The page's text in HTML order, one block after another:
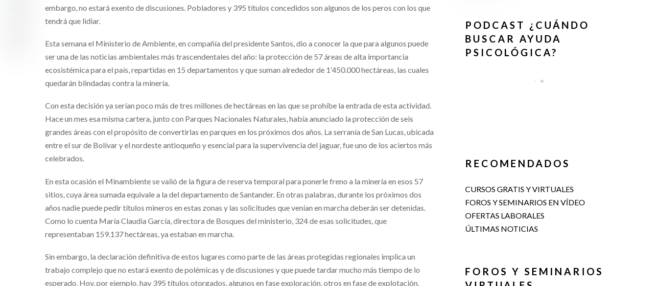
embargo, no estará exento de discusiones. Pobladores y 395 títulos concedidos son algunos de los peros con los que
tendrá que lidiar.
Esta semana el Ministerio de Ambiente, en compañía del presidente Santos, dio a conocer la que para algunos puede
ser una de las noticias ambientales más trascendentales del año: la protección de 57 áreas de alta importancia
ecosistémica para el país, repartidas en 15 departamentos y que suman alrededor de 1’450.000 hectáreas, las cuales
quedarán blindadas contra la minería.
Con esta decisión ya serían poco más de tres millones de hectáreas en las que se prohíbe la entrada de esta actividad.
Hace un mes esa misma cartera, junto con Parques Nacionales Naturales, había anunciado la protección de seis
grandes áreas con el propósito de convertirlas en parques en los próximos dos años. La serranía de San Lucas, ubicada
entre el sur de Bolívar y el nordeste antioqueño y esencial para la supervivencia del jaguar, fue uno de los aciertos más
celebrados.
En esta ocasión el Minambiente se valió de la figura de reserva temporal para ponerle freno a la minería en esos 57
sitios, cuya área sumada equivale a la del departamento de Santander. En otras palabras, durante los próximos dos
años nadie puede pedir títulos mineros en estas zonas y las solicitudes que venían en marcha deberán ser detenidas.
Como lo cuenta María Claudia García, directora de Bosques del ministerio, 324 de esas solicitudes, que
representaban 159.137 hectáreas, ya estaban en marcha.
Sin embargo, la declaración definitiva de estos lugares como parte de las áreas protegidas regionales implica un
trabajo complejo que no estará exento de polémicas y de discusiones y que puede tardar mucho más tiempo de lo
esperado. Hoy, por ejemplo, hay 395 títulos otorgados, algunos en fase exploración, otros en fase de explotación.
PODCAST ¿CUÁNDO
BUSCAR AYUDA
PSICOLÓGICA?
RECOMENDADOS
CURSOS GRATIS Y VIRTUALES
FOROS Y SEMINARIOS EN VÍDEO
OFERTAS LABORALES
ÚLTIMAS NOTICIAS
FOROS Y SEMINARIOS